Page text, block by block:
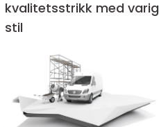
kvalitetsstrikk med varig
stil